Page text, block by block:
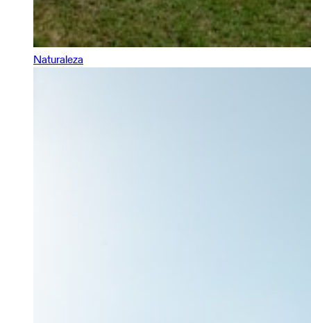
Naturaleza